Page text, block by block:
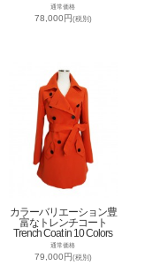
通常価格
78,000円(税別)
カラーバリエーション豊
富なトレンチコート
Trench Coat in 10 Colors
通常価格
79,000円(税別)